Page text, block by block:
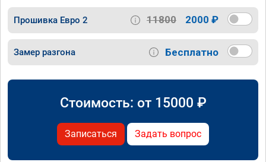
Прошивка Евро 2 11800 2000 ₽
Замер разгона Бесплатно
Стоимость: от 15000 ₽
Записаться Задать вопрос